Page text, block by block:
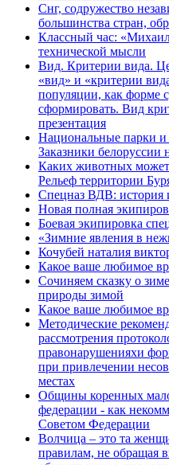
Снг, содружество
большинства стран,
Классный час:
технической мысли
Вид. Критерии вида.
«вид» и «критерии
популяции, как форме
сформировать. Вид
презентация
Национальные парки и
Заказники белоруссии
Каких животных может
Рельеф территории
Спецназ ВДВ: история
Новая полная
Боевая экипировка
«Зимние явления в
Кочубей наталия
Какое ваше любимое
Сочиняем сказку о
природы зимой
Какое ваше любимое
Методические
рассмотрения
правонарушенияхи
при привлечении
местах
Общины коренных
федерации - как
Советом Федерации
Волчица – это та
правилам, не обращая